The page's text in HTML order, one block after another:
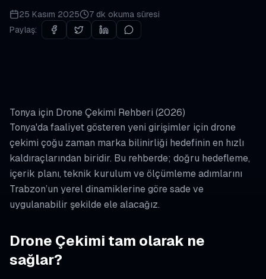
25 Kasım 2025 7 dk okuma süresi
Paylaş:
Tonya için Drone Çekimi Rehberi (2026)
Tonya'da faaliyet gösteren yeni girişimler için drone
çekimi çoğu zaman marka bilinirliği hedefinin en hızlı
kaldıraçlarından biridir. Bu rehberde; doğru hedefleme,
içerik planı, teknik kurulum ve ölçümleme adımlarını
Trabzon’un yerel dinamiklerine göre sade ve
uygulanabilir şekilde ele alacağız.
Drone Çekimi tam olarak ne
sağlar?